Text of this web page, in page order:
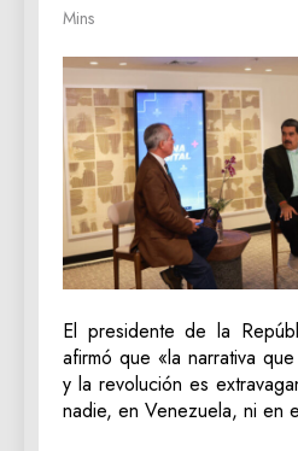
Mins
El presidente de la
afirmó que «la narrativa
y la revolución es
nadie, en Venezuela, ni en